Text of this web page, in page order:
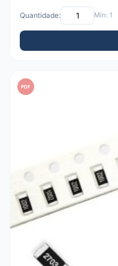
Quantidade: Mín: 1
PDF